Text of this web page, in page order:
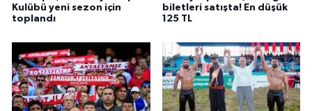
Kulübü yeni sezon için
toplandı
biletleri satışta! En düşük
125 TL